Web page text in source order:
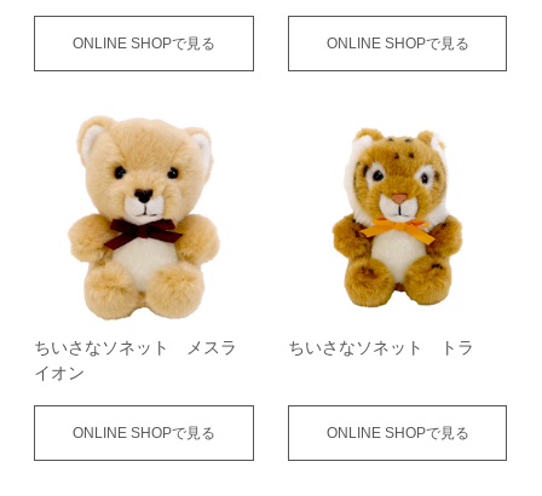
ONLINE SHOPで見る ONLINE SHOPで見る
ちいさなソネット メスラ
イオン
ONLINE SHOPで見る
ちいさなソネット トラ
ONLINE SHOPで見る